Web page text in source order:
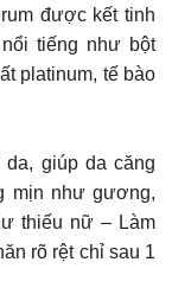
được kết tinh
tiếng như bột
platinum, tế bào
giúp da căng
mịn như gương,
thiếu nữ – Làm
rõ rệt chỉ sau 1